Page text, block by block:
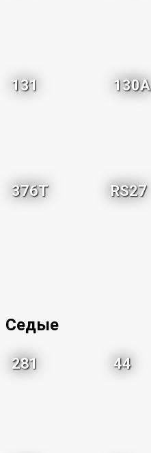
131 130A
376T RS27
Седые
281 44